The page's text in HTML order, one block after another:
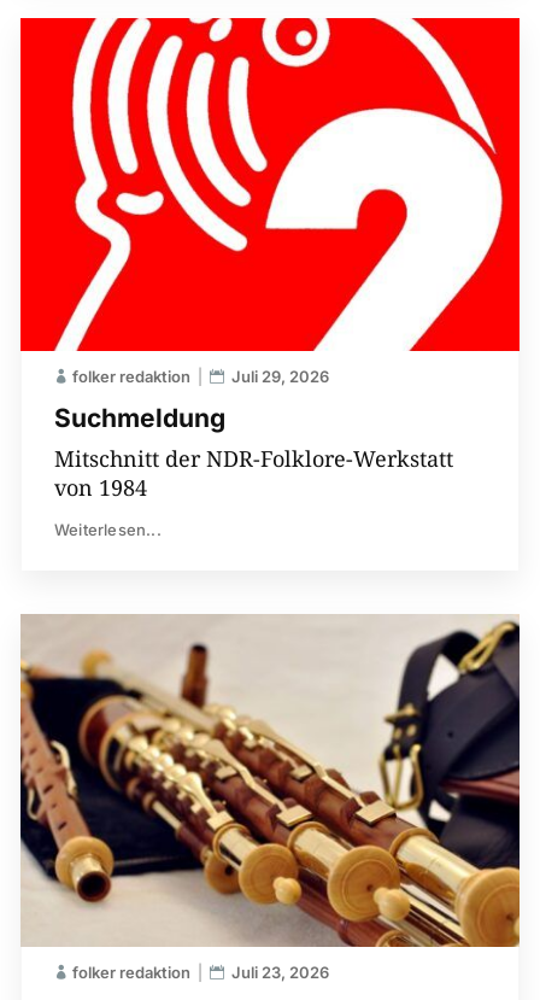
Suchmeldung
folker redaktion Juli 29, 2026
Mitschnitt der NDR-Folklore-Werkstatt
von 1984
Weiterlesen...
folker redaktion Juli 23, 2026